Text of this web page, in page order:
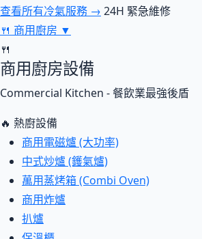
查看所有冷氣服務 → 24H 緊急維修
🍴 商用廚房 ▼
🍴
商用廚房設備
Commercial Kitchen - 餐飲業最強後盾
🔥 熱廚設備
商用電磁爐 (大功率)
中式炒爐 (鑊氣爐)
萬用蒸烤箱 (Combi Oven)
商用炸爐
扒爐